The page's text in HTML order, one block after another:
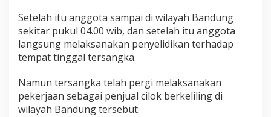
Setelah itu anggota sampai di wilayah Bandung
sekitar pukul 04.00 wib, dan setelah itu anggota
langsung melaksanakan penyelidikan terhadap
tempat tinggal tersangka.
Namun tersangka telah pergi melaksanakan
pekerjaan sebagai penjual cilok berkeliling di
wilayah Bandung tersebut.